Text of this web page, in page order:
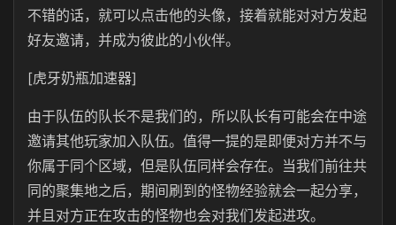
不错的话，就可以点击他的头像，接着就能对对方发起
好友邀请，并成为彼此的小伙伴。
[虎牙奶瓶加速器]
由于队伍的队长不是我们的，所以队长有可能会在中途
邀请其他玩家加入队伍。值得一提的是即便对方并不与
你属于同个区域，但是队伍同样会存在。当我们前往共
同的聚集地之后，期间刷到的怪物经验就会一起分享，
并且对方正在攻击的怪物也会对我们发起进攻。